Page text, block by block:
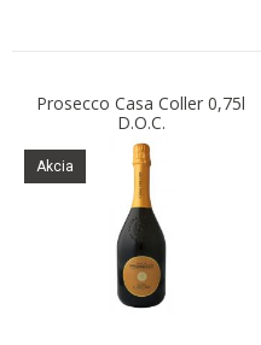
Prosecco Casa Coller 0,75l
D.O.C.
Akcia